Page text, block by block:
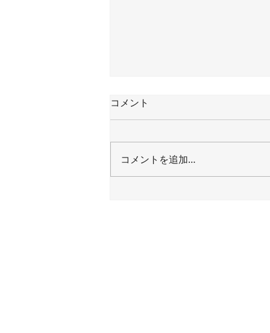
コメント
コメントを追加…